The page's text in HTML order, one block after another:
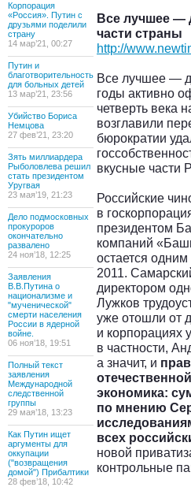
Корпорация
«Россия». Путин с
друзьями поделили
страну
14 мар’21, 00:27
Путин и
благотворительность
для больных детей
13 мар’21, 23:56
Убийство Бориса
Немцова
27 фев’21, 23:20
Зять миллиардера
Рыболовлева решил
стать президентом
Уругвая
23 мая’19, 21:23
Дело подмосковных
прокуроров
окончательно
развалено
24 ноя’18, 12:25
Заявления
В.В.Путина о
национализме и
"мученической"
смерти населения
России в ядерной
войне.
06 ноя’18, 19:51
Полный текст
заявления
Международной
следственной
группы
29 мая’18, 13:23
Как Путин ищет
аргументы для
оккупации
("возвращения
домой") Прибалтики
28 фев’18, 10:42
Все лучшее —
части страны
http://
Все лучшее —
годы активно
четверть века
возглавили
бюрократии
вкусные
Российские
в
президентом
компаний
остается
2011.
директором
Лужков
уже отошли от
и корпорациях
в частности,
а значит, и
экономика:
по мнению
всех
новой
контрольные